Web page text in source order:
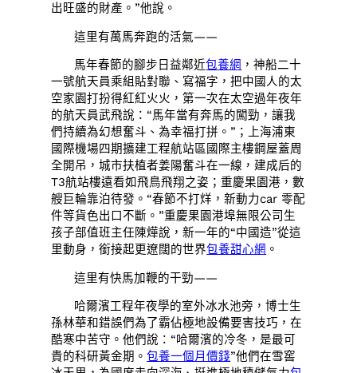
出旺盛的財產。”他說。
這里有萬馬奔跑的活氣——
馬年春節的腳步日益鄰近包養網 ，神船二十
一號航天員乘組貼對聯、寫福字，把中國人的太
空家園打扮得紅紅火火，第一次在太空過年夜年
的航天員武飛說：“馬年當有奔馬的闖勁，讓我
們持續為幻想奮斗、為幸福打拼。”；上海浦東
國際機場四期擴建工程航站區國際主樓鋼屋蓋周
全開吊，城市扶植者姜陽奮斗在一線，建成后的
T3航站樓遠看如飛鳥飛翔之姿；重慶果園港，數
艘巨輪靠泊待發。“春節不打烊，新動力car 零配
件等貨色出口不斷。”重慶果園港埠無限公司生
孩子部值班主任陳燁說，新一年的“中國造”從這
里動身，銜接起更遼闊的世界包養甜心網 。
這里有快馬加鞭的干勁——
哈爾濱工程年夜學的室外冰水池旁，博士生
孫林華和錯誤們為了霸佔極地設備要害技巧，在
酷寒中苦守。他們說：“哈爾濱的冷冬，是最可
貴的科研黃金期。包養一個月價錢”他們在雪窖